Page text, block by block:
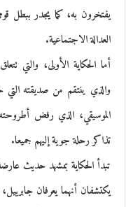
يفتخرون به، كما يجدر ببطل
العدالة الاجتماعية.
أما الحكاية الأولى، والتي
والذي ينتقم من صديقته التي
الموسيقي، الذي رفض
تذاكر رحلة جوية إليهم جميعا.
تبدأ الحكاية بمشهد حديث
يكتشفان أنهما يعرفان